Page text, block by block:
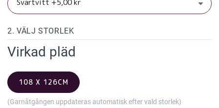
2. VÄLJ STORLEK
Virkad pläd
108 X 126CM
(Garnåtgången uppdateras automatisk efter vald storlek)